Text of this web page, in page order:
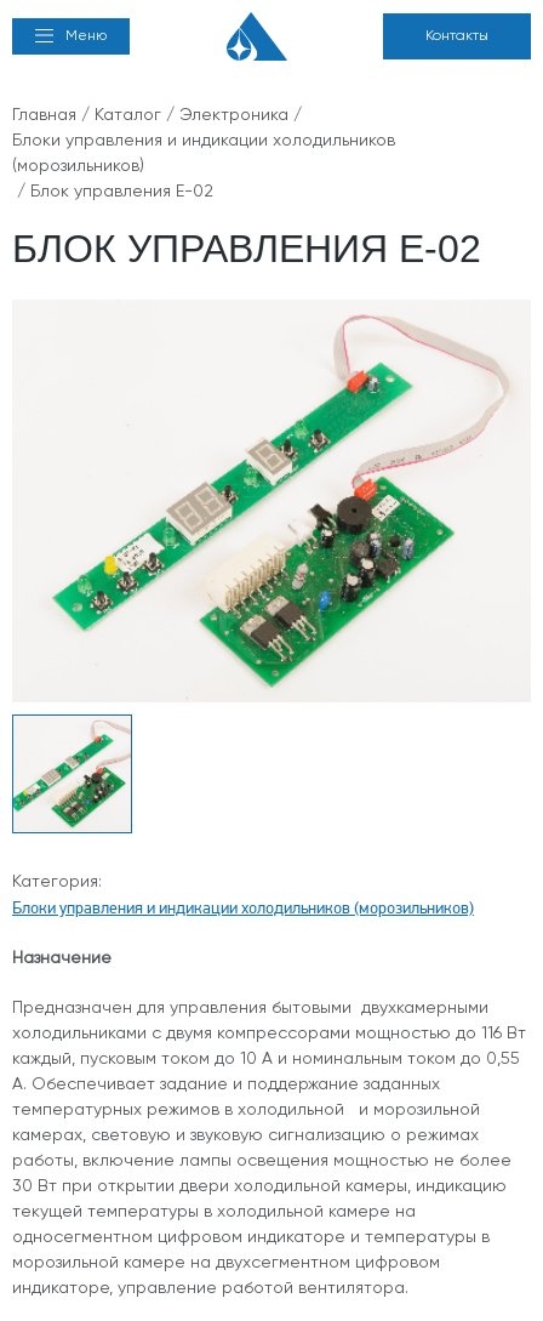
Меню Контакты
Главная / Каталог / Электроника /
Блоки управления и индикации холодильников
(морозильников)
/ Блок управления Е-02
БЛОК УПРАВЛЕНИЯ Е-02
Категория:
Блоки управления и индикации холодильников (морозильников)
Назначение
Предназначен для управления бытовыми двухкамерными
холодильниками с двумя компрессорами мощностью до 116 Вт
каждый, пусковым током до 10 А и номинальным током до 0,55
А. Обеспечивает задание и поддержание заданных
температурных режимов в холодильной и морозильной
камерах, световую и звуковую сигнализацию о режимах
работы, включение лампы освещения мощностью не более
30 Вт при открытии двери холодильной камеры, индикацию
текущей температуры в холодильной камере на
односегментном цифровом индикаторе и температуры в
морозильной камере на двухсегментном цифровом
индикаторе, управление работой вентилятора.